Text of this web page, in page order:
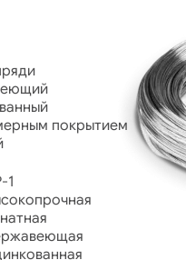
покрытием
1